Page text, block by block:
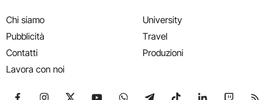
Chi siamo
Pubblicità
Contatti
Lavora con noi
University
Travel
Produzioni
Seguici su Facebook
Seguici su Instagram
Seguici su X
Seguici su YouTube
Seguici su WhatsApp
Seguici su Telegram
Seguici su TikTok
Seguici su
Seguici